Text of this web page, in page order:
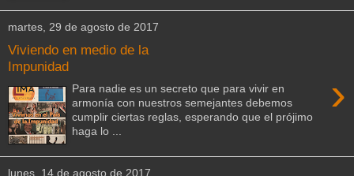
martes, 29 de agosto de 2017
Viviendo en medio de la
Impunidad
›
Para nadie es un secreto que para vivir en
armonía con nuestros semejantes debemos
cumplir ciertas reglas, esperando que el prójimo
haga lo ...
lunes, 14 de agosto de 2017